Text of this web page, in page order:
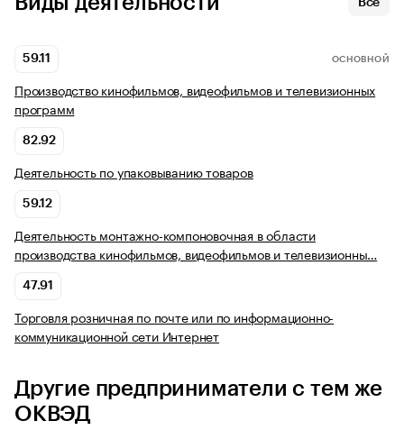
Все
59.11 ОСНОВНОЙ
Производство кинофильмов, видеофильмов и телевизионных
программ
82.92
Деятельность по упаковыванию товаров
59.12
Деятельность монтажно-компоновочная в области
производства кинофильмов, видеофильмов и телевизионны…
47.91
Торговля розничная по почте или по информационно-
коммуникационной сети Интернет
Другие предприниматели с тем же
ОКВЭД